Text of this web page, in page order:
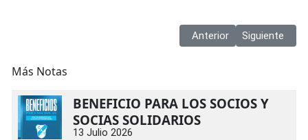
Artículo anterior: Nuevos
Anterior Artículo
Siguiente
Más Notas
BENEFICIO PARA LOS SOCIOS Y
SOCIAS SOLIDARIOS
13 Julio 2026